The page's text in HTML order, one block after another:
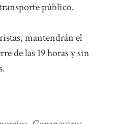
público.
mantendrán el
de las 19 horas y sin